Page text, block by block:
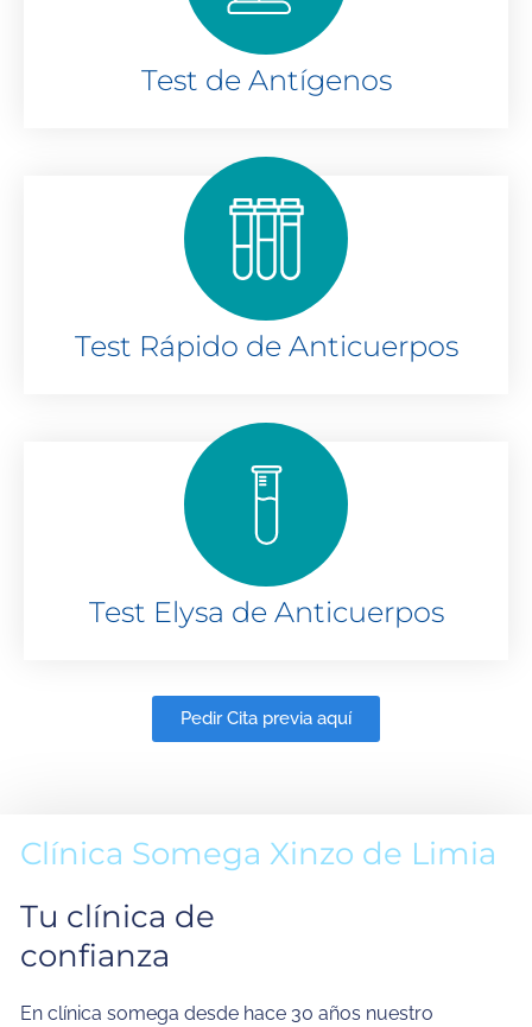
Test de Antígenos
Test Rápido de Anticuerpos
Test Elysa de Anticuerpos
Pedir Cita previa aquí
Clínica Somega Xinzo de Limia
Tu clínica de
confianza
En clínica somega desde hace 30 años nuestro